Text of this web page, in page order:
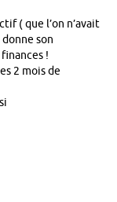
( que l’on n’avait
son
!
2 mois de